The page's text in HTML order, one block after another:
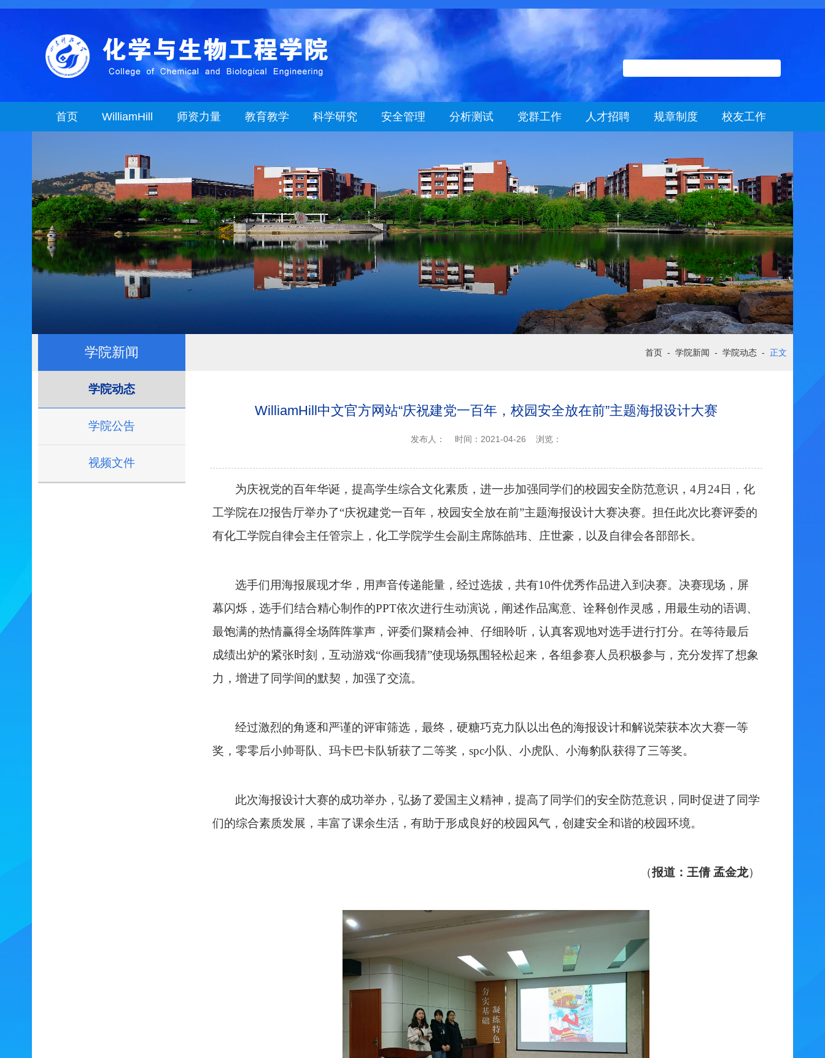
首页 WilliamHill 师资力量 教育教学 科学研究 安全管理 分析测试 党群工作 人才招聘 规章制度 校友工作
学院新闻 首页 - 学院新闻 - 学院动态 - 正文
学院动态
学院公告
视频文件
WilliamHill中文官方网站“庆祝建党一百年，校园安全放在前”主题海报设计大赛
发布人： 时间：2021-04-26 浏览：
为庆祝党的百年华诞，提高学生综合文化素质，进一步加强同学们的校园安全防范意识， 4月24日，化
工学院在J2报告厅举办了“庆祝建党一百年，校园安全放在前”主题海报设计大赛决赛。担任此次比赛评委的
有化工学院自律会主任管宗上，化工学院学生会副主席陈皓玮、庄世豪，以及 自律会各部部长。
选手们用海报展现才华，用声音传递能量，经过选拔，共有10件优秀作品进入到决赛。决赛现场，屏
幕闪烁，选手们结合精心制作的PPT依次进行生动演说，阐述作品寓意、诠释创作灵感，用最生动的语调、
最饱满的热情赢得全场阵阵掌声，评委们聚精会神、仔细聆听，认真客观地对选手进行打分。 在等待最后
成绩出炉的紧张时刻，互动游戏“你画我猜”使现场氛围轻松起来，各组参赛人员积极参与，充分发挥了想象
力，增进了同学间的默契，加强了交流。
经过激烈的角逐和严谨的评审筛选，最终，硬糖巧克力队以出色的海报设计和解说荣获本次大赛一等
奖，零零后小帅哥队、玛卡巴卡队斩获了二等奖， spc小队、小虎队、小海豹队获得了三等奖。
此次海报设计大赛的成功举办，弘扬了爱国主义精神， 提高了 同学们的安全防范意识， 同时促进了同学
们的综合素质发展，丰富了课余生活，有助于形成良好的校园风气，创建安全和谐的校园环境。
（报道：王倩 孟金龙）